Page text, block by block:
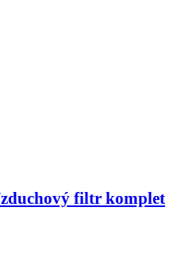
filtr komplet